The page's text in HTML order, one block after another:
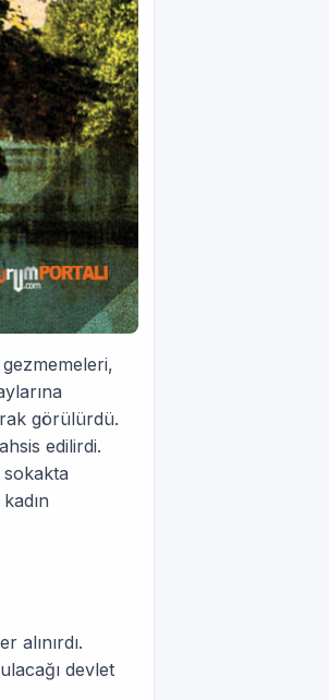
gezmemeleri,
görülürdü.
edilirdi.
alınırdı.
devlet